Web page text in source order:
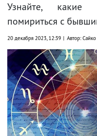
Узнайте, какие
помириться с
20 декабря 2023, 12:39 Автор: